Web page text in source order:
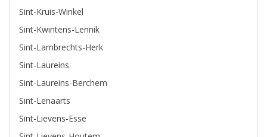
Sint-Kruis-Winkel
Sint-Kwintens-Lennik
Sint-Lambrechts-Herk
Sint-Laureins
Sint-Laureins-Berchem
Sint-Lenaarts
Sint-Lievens-Esse